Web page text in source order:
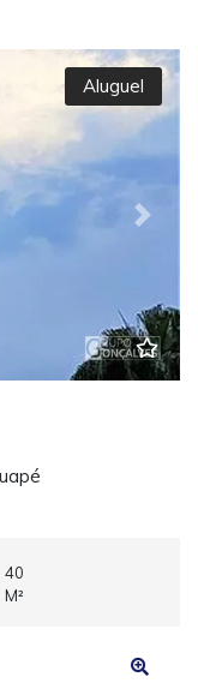
Next
Aluguel
40
M²